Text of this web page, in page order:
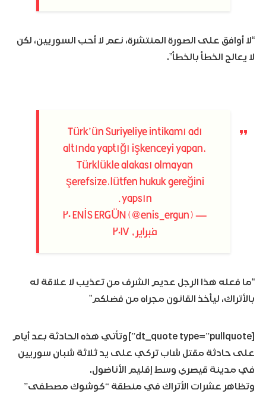
“لا أوافق على الصورة المنتشرة، نعم لا أحب السوريين، لكن
لا يعالج الخطأ بالخطأ”.
Türk’ün Suriyeliye intikamı adı
altında yaptığı işkenceyi yapan,
Türklükle alakası olmayan
şerefsize,lütfen hukuk gereğini
yapsın.
— ENİS ERGÜN (@enis_ergun)
٢٠
فبراير، ٢٠١٧
“ما فعله هذا الرجل عديم الشرف من تعذيب لا علاقة له
بالأتراك، ليأخذ القانون مجراه من فضلكم”
[dt_quote type=”pullquote”]وتأتي هذه الحادثة بعد أيام
على حادثة مقتل شاب تركي على يد ثلاثة شبان سوريين
في مدينة قيصري وسط إقليم الأناضول.
وتظاهر عشرات الأتراك في منطقة “كوشوك مصطفى”